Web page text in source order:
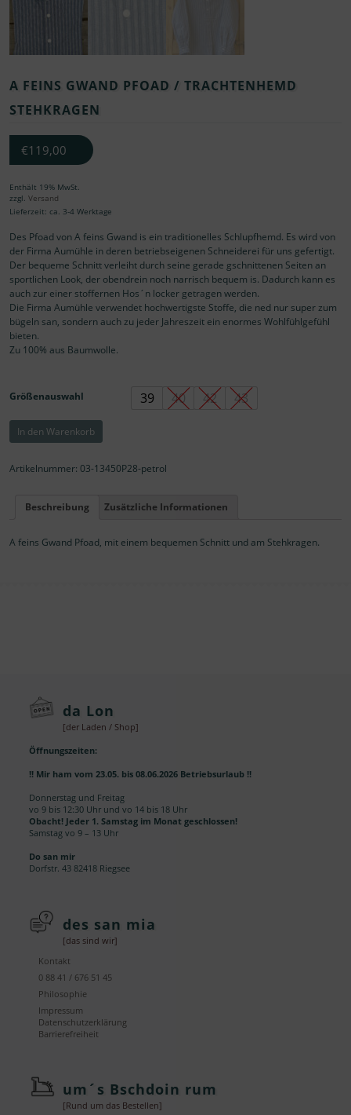
A FEINS GWAND PFOAD / TRACHTENHEMD
STEHKRAGEN
€119,00
Enthält 19% MwSt.
zzgl. Versand
Lieferzeit: ca. 3-4 Werktage
Des Pfoad von A feins Gwand is ein traditionelles Schlupfhemd. Es wird von
der Firma Aumühle in deren betriebseigenen Schneiderei für uns gefertigt.
Der bequeme Schnitt verleiht durch seine gerade gschnittenen Seiten an
sportlichen Look, der obendrein noch narrisch bequem is. Dadurch kann es
auch zur einer stoffernen Hos´n locker getragen werden.
Die Firma Aumühle verwendet hochwertigste Stoffe, die ned nur super zum
bügeln san, sondern auch zu jeder Jahreszeit ein enormes Wohlfühlgefühl
bieten.
Zu 100% aus Baumwolle.
Größenauswahl 39 40 42 43
FEINS
PFOAD
STEHKRAGEN
In den Warenkorb
Artikelnummer: 03-13450P28-petrol
Beschreibung Zusätzliche Informationen
A feins Gwand Pfoad, mit einem bequemen Schnitt und am Stehkragen.
da Lon
[der Laden / Shop]
Öffnungszeiten:
!! Mir ham vom 23.05. bis 08.06.2026 Betriebsurlaub !!
Donnerstag und Freitag
vo 9 bis 12:30 Uhr und vo 14 bis 18 Uhr
Obacht! Jeder 1. Samstag im Monat geschlossen!
Samstag vo 9 – 13 Uhr
Do san mir
Dorfstr. 43 82418 Riegsee
des san mia
[das sind wir]
Kontakt
0 88 41 / 676 51 45
Philosophie
Impressum
Datenschutzerklärung
Barrierefreiheit
um´s Bschdoin rum
[Rund um das Bestellen]